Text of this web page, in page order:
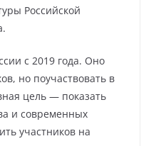
Российской
с 2019 года. Оно
но поучаствовать в
цель — показать
и современных
участников на